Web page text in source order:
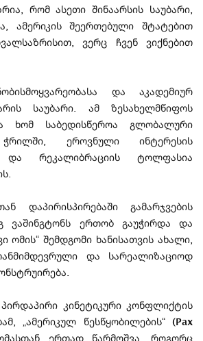
რომ ასეთი შინაარსის საუბარი,
ამერიკის შეერთებული შტატებით
ვერც ჩვენ ვიქნებით
და აკადემიურ
საუბარი. ამ ზესახელმწიფოს
ხომ საბედისწეროა გლობალური
ეროვნული ინტერესის
და რეკალიბრაციის ტოლფასია
დაპირისპირებაში გამარჯვების
ვაშინგტონს ერთობ გაუჭირდა და
ომის“ შემდგომი ხანისათვის ახალი,
და სარეალიზაციოდ
კინეტიკური კონფლიქტის
„ამერიკულ წესწყობილების“ (Pax
ერთად წარმოშვა, როგორც